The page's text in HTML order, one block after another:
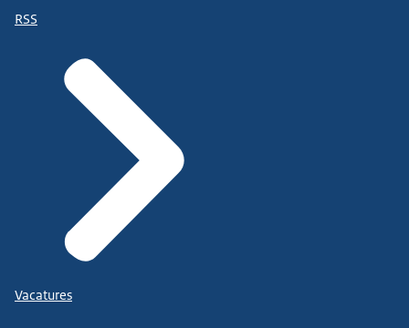
RSS
Vacatures